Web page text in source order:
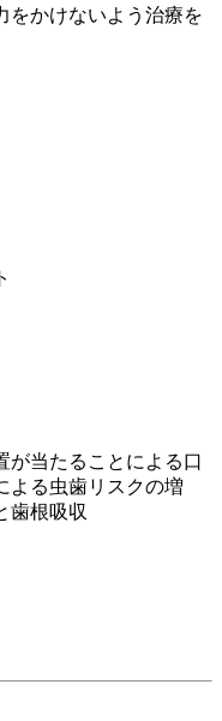
をかけないよう治療を
が当たることによる口
よる虫歯リスクの増
歯根吸収